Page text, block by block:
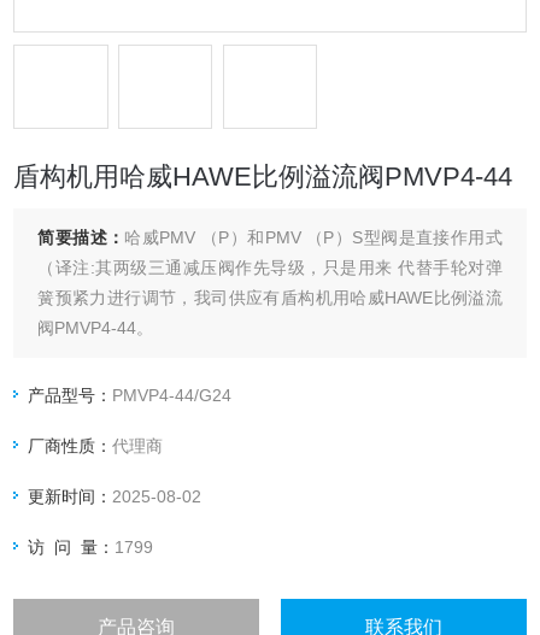
盾构机用哈威HAWE比例溢流阀PMVP4-44
简要描述： 哈威PMV （P）和PMV （P）S型阀是直接作用式
（译注:其两级三通减压阀作先导级，只是用来 代替手轮对弹
簧预紧力进行调节，我司供应有盾构机用哈威HAWE比例溢流
阀PMVP4-44。
产品型号： PMVP4-44/G24
厂商性质：代理商
更新时间： 2025-08-02
访 问 量： 1799
产品咨询 联系我们